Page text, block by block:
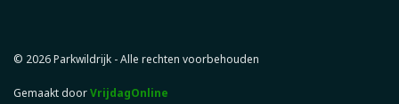
© 2026 Parkwildrijk - Alle rechten voorbehouden
Gemaakt doorVrijdagOnline